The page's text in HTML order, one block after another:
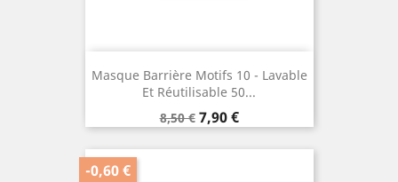
Masque Barrière Motifs 10 - Lavable
Et Réutilisable 50...
Prix
de
base
8,50 € Prix
7,90 €
-0,60 €